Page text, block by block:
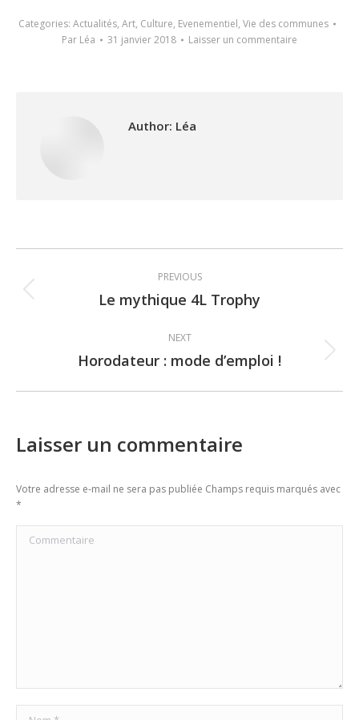
Categories: Actualités, Art, Culture, Evenementiel, Vie des communes
Par Léa 31 janvier 2018 Laisser un commentaire
Author: Léa
navigation
PREVIOUS
Previous
Le mythique 4L Trophy
NEXT
Next
Horodateur : mode d’emploi !
Laisser un commentaire
Votre adresse e-mail ne sera pas publiée Champs requis marqués avec
*
Commentaire
Nom *